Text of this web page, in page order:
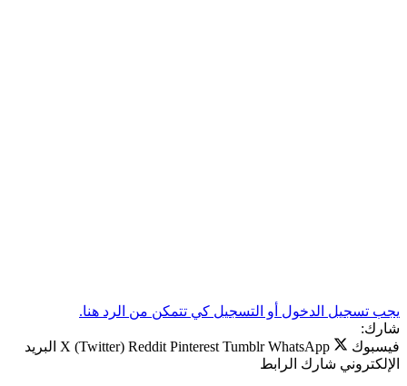
يجب تسجيل الدخول أو التسجيل كي تتمكن من الرد هنا.
شارك:
فيسبوك
X (Twitter) Reddit Pinterest Tumblr WhatsApp
البريد
الإلكتروني شارك الرابط